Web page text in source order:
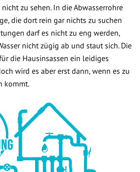
zu sehen. In die Abwasserrohre
die dort rein gar nichts zu suchen
darf es nicht zu eng werden,
nicht zügig ab und staut sich. Die
die Hausinsassen ein leidiges
wird es aber erst dann, wenn es zu
kommt.